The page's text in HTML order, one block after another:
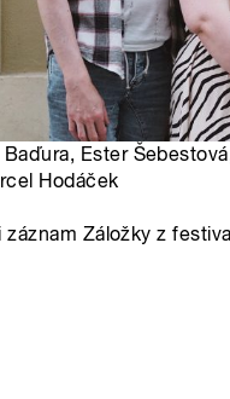
Ester
Hodáček
Záložky z